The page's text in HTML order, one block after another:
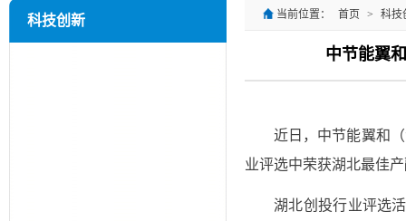
科技创新 当前位置： 首页 > 科技
中节能翼
近日，中节能翼和
业评选中荣获湖北最佳
湖北创投行业评选